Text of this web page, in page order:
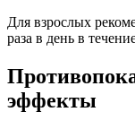
Для взрослых
раза в день в
эффекты